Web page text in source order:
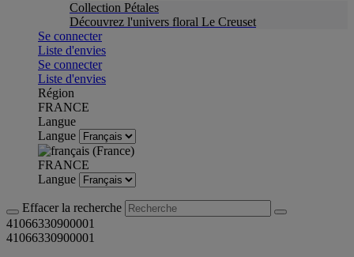
Collection Pétales
Découvrez l'univers floral Le Creuset
Se connecter
Liste d'envies
Se connecter
Liste d'envies
Région
FRANCE
Langue
Langue
FRANCE
Langue
Effacer la recherche
41066330900001
41066330900001